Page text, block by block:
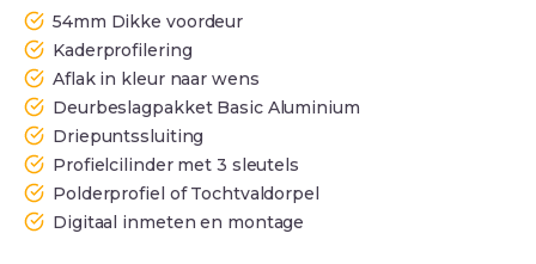
54mm Dikke voordeur
Kaderprofilering
Aflak in kleur naar wens
Deurbeslagpakket Basic Aluminium
Driepuntssluiting
Profielcilinder met 3 sleutels
Polderprofiel of Tochtvaldorpel
Digitaal inmeten en montage